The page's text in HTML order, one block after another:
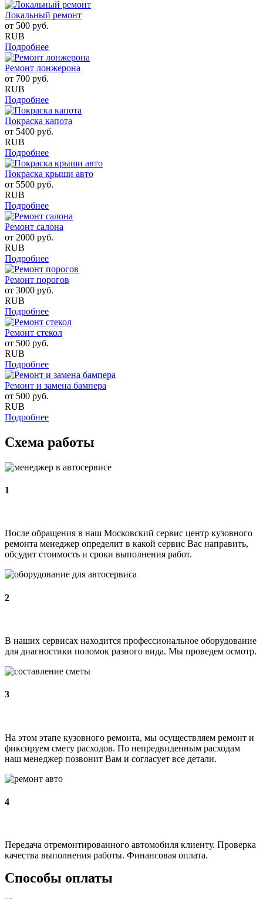
Локальный ремонт
от 500 руб.
RUB
Подробнее
Ремонт лонжерона
от 700 руб.
RUB
Подробнее
Покраска капота
от 5400 руб.
RUB
Подробнее
Покраска крыши авто
от 5500 руб.
RUB
Подробнее
Ремонт салона
от 2000 руб.
RUB
Подробнее
Ремонт порогов
от 3000 руб.
RUB
Подробнее
Ремонт стекол
от 500 руб.
RUB
Подробнее
Ремонт и замена бампера
от 500 руб.
RUB
Подробнее
Схема работы
1
После обращения в наш Московский сервис центр кузовного
ремонта менеджер определит в какой сервис Вас направить,
обсудит стоимость и сроки выполнения работ.
2
В наших сервисах находится профессиональное оборудование
для диагностики поломок разного вида. Мы проведем осмотр.
3
На этом этапе кузовного ремонта, мы осуществляем ремонт и
фиксируем смету расходов. По непредвиденным расходам
наш менеджер позвонит Вам и согласует все детали.
4
Передача отремонтированного автомобиля клиенту. Проверка
качества выполнения работы. Финансовая оплата.
Способы оплаты